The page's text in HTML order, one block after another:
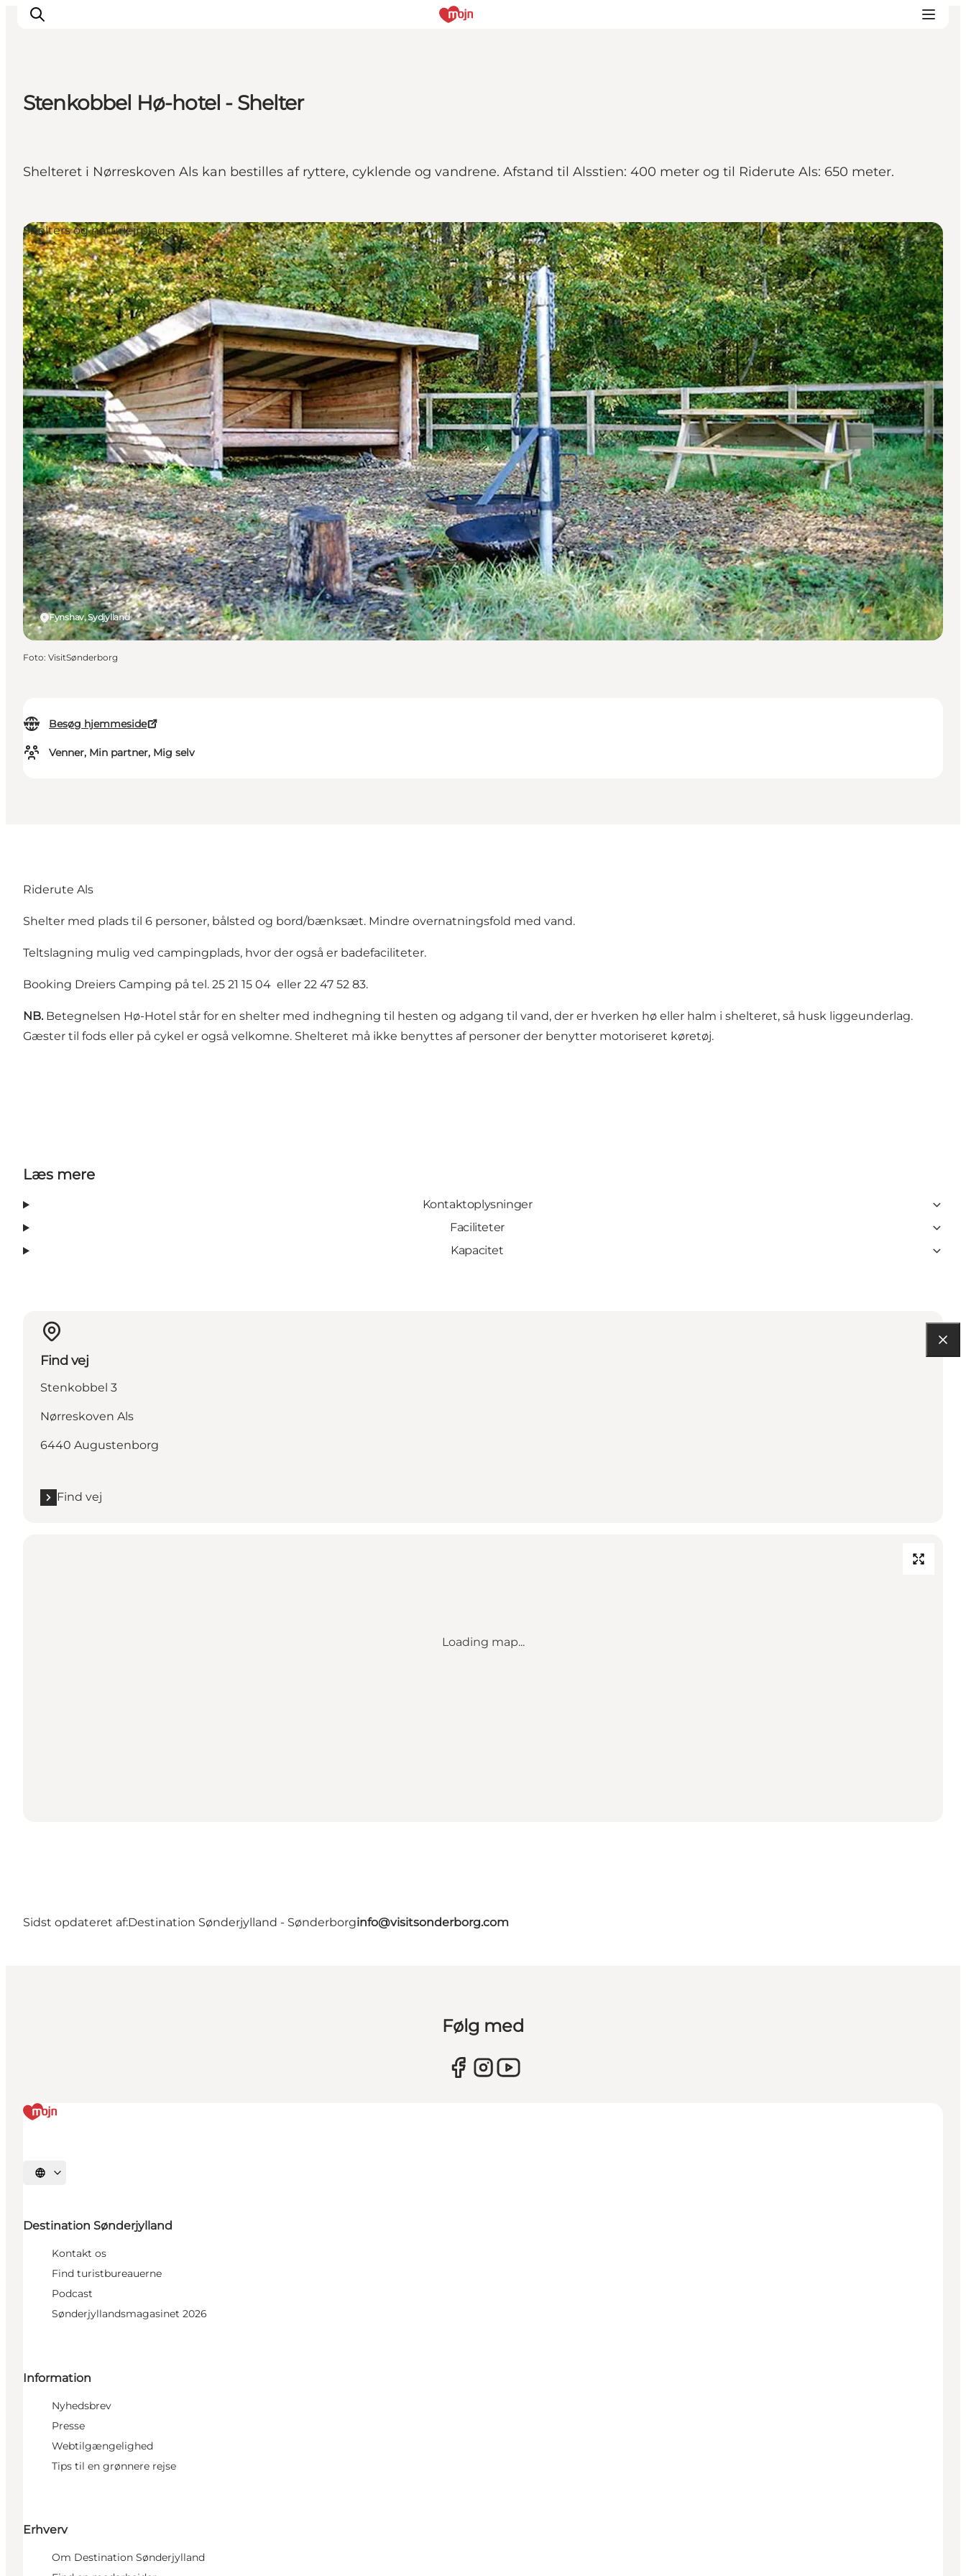
Det sker
Overnatning
Booking
Stenkobbel Hø-hotel - Shelter
Shelteret i Nørreskoven Als kan bestilles af ryttere, cyklende og vandrene. Afstand til Alsstien: 400 meter og til Riderute Als: 650 meter.
Besøg hjemmeside
Venner, Min partner, Mig selv
Fynshav, Sydjylland
Shelters og naturlejrpladser
Foto: VisitSønderborg
Riderute Als
Shelter med plads til 6 personer, bålsted og bord/bænksæt. Mindre overnatningsfold med vand.
Teltslagning mulig ved campingplads, hvor der også er badefaciliteter.
Booking Dreiers Camping på tel. 25 21 15 04 eller 22 47 52 83.
NB. Betegnelsen Hø-Hotel står for en shelter med indhegning til hesten og adgang til vand, der er hverken hø eller halm i shelteret, så husk liggeunderlag.
Gæster til fods eller på cykel er også velkomne. Shelteret må ikke benyttes af personer der benytter motoriseret køretøj.
Læs mere
Kontaktoplysninger
Faciliteter
Kapacitet
Find vej
Stenkobbel 3
Nørreskoven Als
6440 Augustenborg
Find vej
Loading map...
Sidst opdateret af:Destination Sønderjylland - Sønderborginfo@visitsonderborg.com
Følg med
Vælg sprog
Destination Sønderjylland
Kontakt os
Find turistbureauerne
Podcast
Sønderjyllandsmagasinet 2026
Information
Nyhedsbrev
Presse
Webtilgængelighed
Tips til en grønnere rejse
Erhverv
Om Destination Sønderjylland